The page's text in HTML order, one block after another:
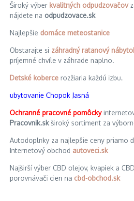
Široký výber kvalitných odpudzovačov
nájdete na odpudzovace.sk
Najlepšie domáce meteostanice
Obstarajte si záhradný ratanový
príjemné chvíle v záhrade naplno.
Detské koberce rozžiaria každú izbu.
ubytovanie Chopok Jasná
Ochranné pracovné pomôcky
Pracovnik.skširoký sortiment za
Autodoplnky za najlepšie ceny priamo
Internetový obchod autoveci.sk
Najširší výber CBD olejov, kvapiek a
porovnávači cien na cbd-obchod.sk